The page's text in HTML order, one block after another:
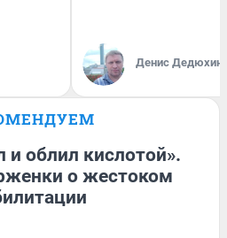
Денис Дедюхин
и облил кислотой».
о жестоком